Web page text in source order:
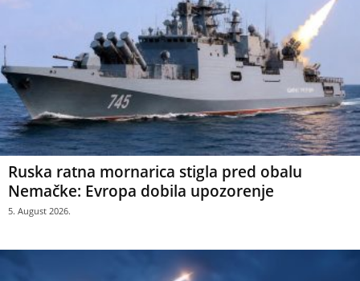
Ruska ratna mornarica stigla pred obalu
Nemačke: Evropa dobila upozorenje
5. August 2026.